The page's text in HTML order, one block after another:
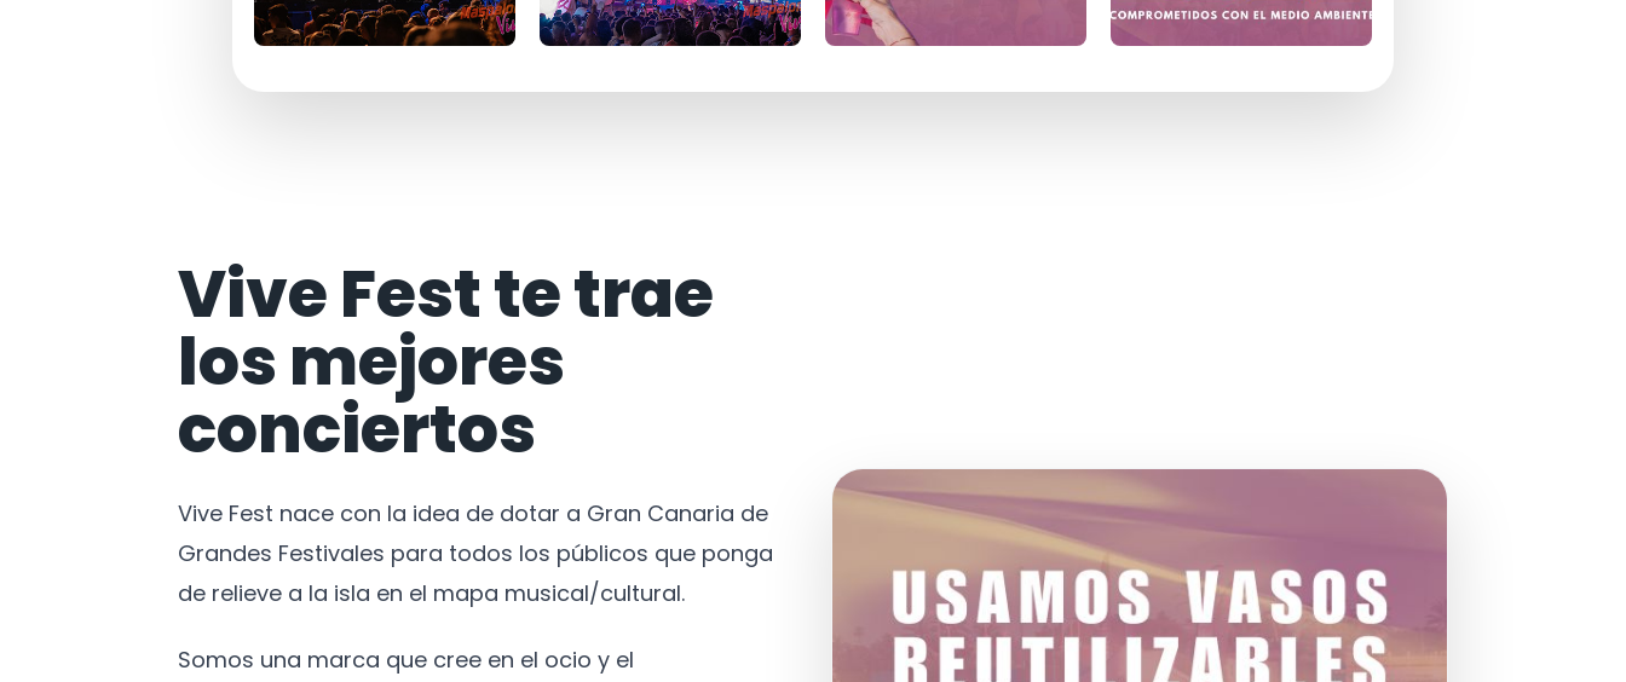
Vive Fest te trae
los mejores
conciertos
Vive Fest nace con la idea de dotar a Gran Canaria de
Grandes Festivales para todos los públicos que ponga
de relieve a la isla en el mapa musical/cultural.
Somos una marca que cree en el ocio y el